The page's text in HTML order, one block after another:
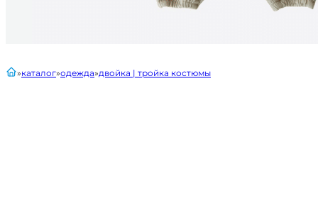
главнаякаталог одежда двойка | тройка костюмы